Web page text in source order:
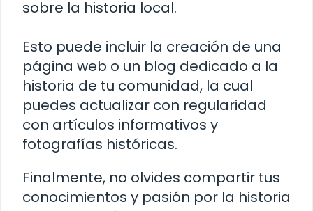
sobre la historia local.
Esto puede incluir la creación de una
página web o un blog dedicado a la
historia de tu comunidad, la cual
puedes actualizar con regularidad
con artículos informativos y
fotografías históricas.
Finalmente, no olvides compartir tus
conocimientos y pasión por la historia